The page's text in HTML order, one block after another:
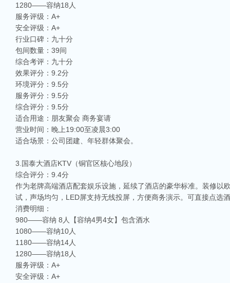
1280——容纳18人
服务评级：A+
安全评级：A+
行业口碑：九十分
包间数量：39间
综合考评：九十分
效果评分：9.2分
环境评分：9.5分
服务评分：9.5分
综合评分：9.5分
适合用途：朋友聚会 商务宴请
营业时间：晚上19:00至凌晨3:00
适合场景：公司团建、年轻群体聚会。
3.国泰大酒店KTV（铜官区核心地段）
综合评分：9.4分
作为老牌高端酒店配套娱乐设施，延续了酒店的豪华标准。装修
试，声场均匀，LED屏支持无线投屏，方便商务演示。可直接点选
消费明细：
980——容纳 8人【容纳4男4女】包含酒水
1080——容纳10人
1180——容纳14人
1280——容纳18人
服务评级：A+
安全评级：A+